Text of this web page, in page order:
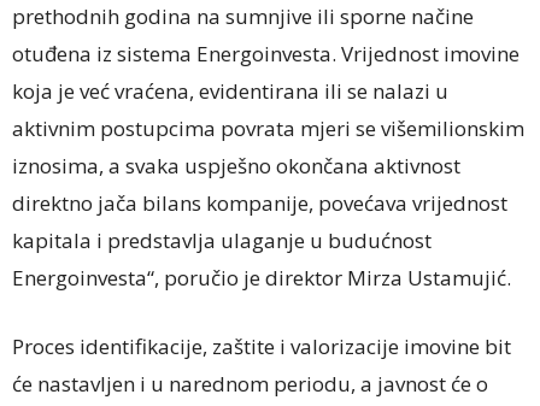
prethodnih godina na sumnjive ili sporne načine
otuđena iz sistema Energoinvesta. Vrijednost imovine
koja je već vraćena, evidentirana ili se nalazi u
aktivnim postupcima povrata mjeri se višemilionskim
iznosima, a svaka uspješno okončana aktivnost
direktno jača bilans kompanije, povećava vrijednost
kapitala i predstavlja ulaganje u budućnost
Energoinvesta“, poručio je direktor Mirza Ustamujić.
Proces identifikacije, zaštite i valorizacije imovine bit
će nastavljen i u narednom periodu, a javnost će o